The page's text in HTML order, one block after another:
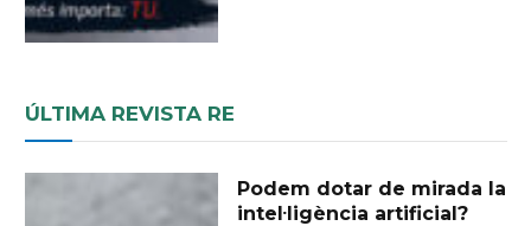
ÚLTIMA REVISTA RE
Podem dotar de mirada la
intel·ligència artificial?